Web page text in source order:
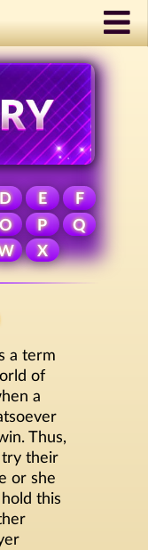
D E
F
P
Q
X
a term
of
a
Thus,
try their
or she
this